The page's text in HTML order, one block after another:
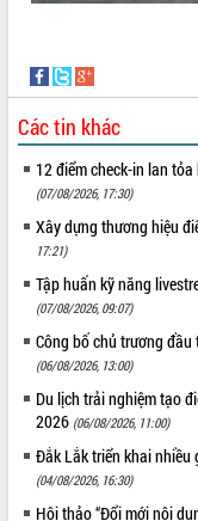
Các tin khác
12 điểm check-in lan
(07/08/2026, 17:30)
Xây dựng thương hiệu
17:21)
Tập huấn kỹ năng
(07/08/2026, 09:07)
Công bố chủ trương
(06/08/2026, 13:00)
Du lịch trải nghiệm tạo
2026 (06/08/2026, 11:00)
Đắk Lắk triển khai nhiều
(04/08/2026, 16:30)
Hội thảo “Đổi mới nội